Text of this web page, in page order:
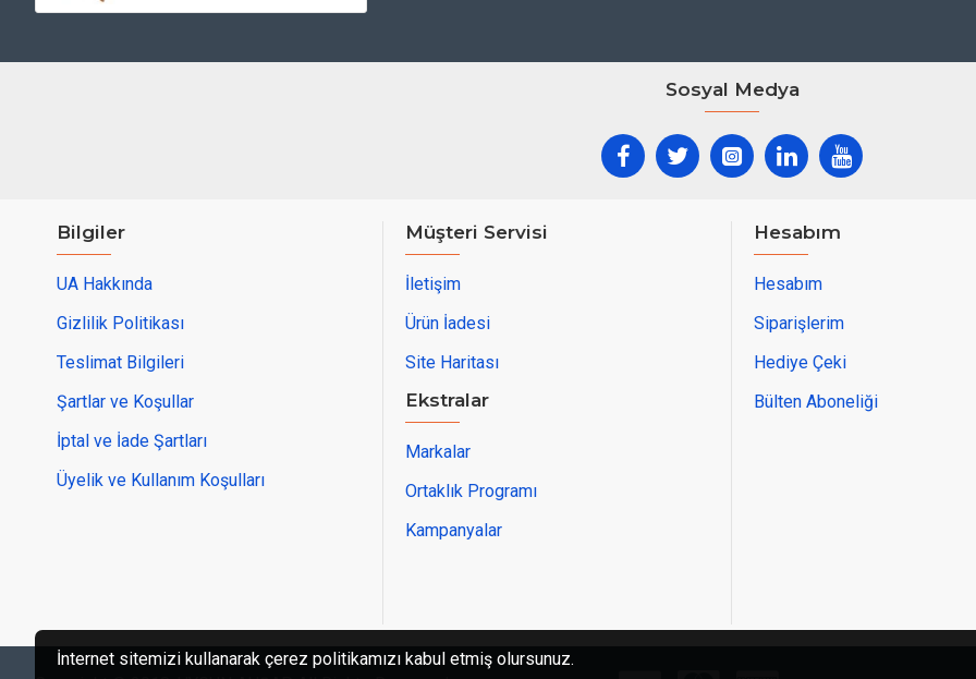
Sosyal Medya
Bilgiler
UA Hakkında
Gizlilik Politikası
Teslimat Bilgileri
Şartlar ve Koşullar
İptal ve İade Şartları
Üyelik ve Kullanım Koşulları
Müşteri Servisi
İletişim
Ürün İadesi
Site Haritası
Ekstralar
Markalar
Ortaklık Programı
Kampanyalar
Hesabım
Hesabım
Siparişlerim
Hediye Çeki
Bülten Aboneliği
İnternet sitemizi kullanarak çerez politikamızı kabul etmiş olursunuz.